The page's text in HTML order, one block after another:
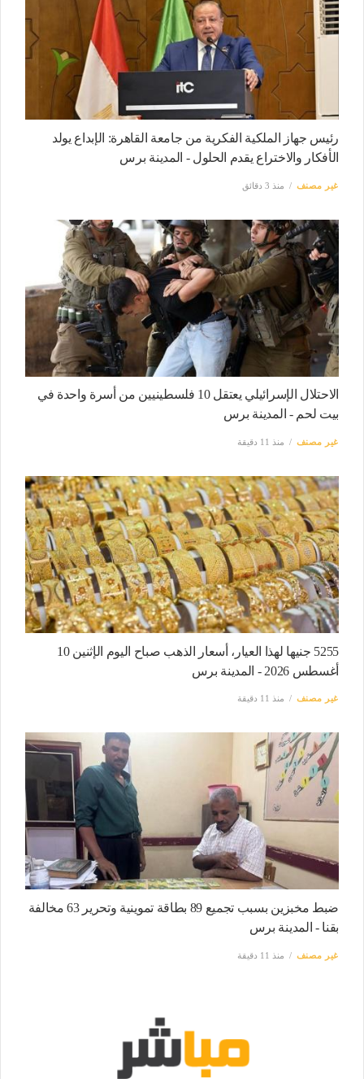
رئيس جهاز الملكية الفكرية من جامعة القاهرة: الإبداع يولد
الأفكار والاختراع يقدم الحلول - المدينة برس
غير مصنف منذ 3 دقائق
الاحتلال الإسرائيلي يعتقل 10 فلسطينيين من أسرة واحدة في
بيت لحم - المدينة برس
غير مصنف منذ 11 دقيقة
5255 جنيها لهذا العيار، أسعار الذهب صباح اليوم الإثنين 10
أغسطس 2026 - المدينة برس
غير مصنف منذ 11 دقيقة
ضبط مخبزين بسبب تجميع 89 بطاقة تموينية وتحرير 63 مخالفة
بقنا - المدينة برس
غير مصنف منذ 11 دقيقة